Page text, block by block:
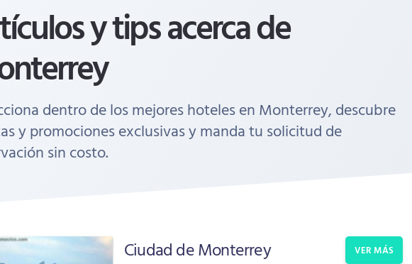
y tips acerca de
dentro de los mejores hoteles en Monterrey, descubre
y promociones exclusivas y manda tu solicitud de
sin costo.
Ciudad de Monterrey VER MÁS